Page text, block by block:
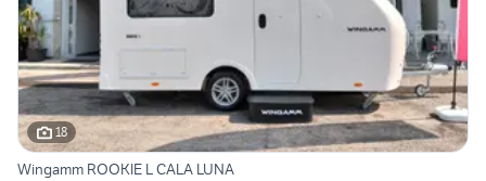
18
Wingamm ROOKIE L CALA LUNA